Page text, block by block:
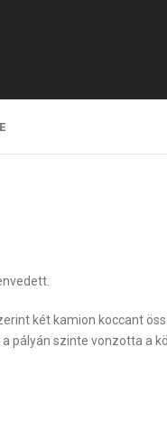
két kamion koccant
pályán szinte vonzotta a